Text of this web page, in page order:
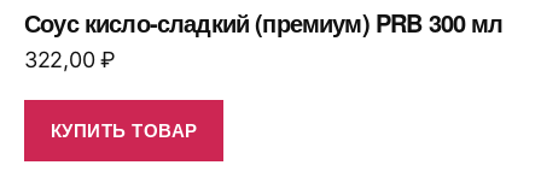
Соус кисло-сладкий (премиум) PRB 300 мл
322,00₽
КУПИТЬ ТОВАР